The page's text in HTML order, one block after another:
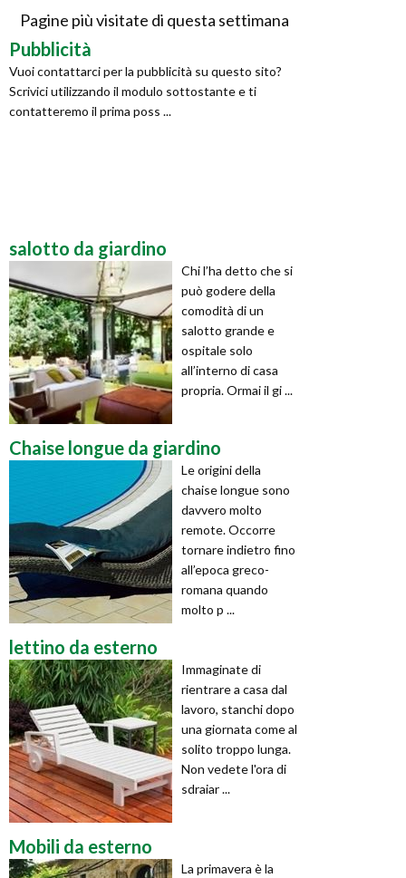
Pagine più visitate di questa settimana
Pubblicità
Vuoi contattarci per la pubblicità su questo sito?
Scrivici utilizzando il modulo sottostante e ti
contatteremo il prima poss ...
salotto da giardino
Chi l’ha detto che si
può godere della
comodità di un
salotto grande e
ospitale solo
all’interno di casa
propria. Ormai il gi ...
Chaise longue da giardino
Le origini della
chaise longue sono
davvero molto
remote. Occorre
tornare indietro fino
all’epoca greco-
romana quando
molto p ...
lettino da esterno
Immaginate di
rientrare a casa dal
lavoro, stanchi dopo
una giornata come al
solito troppo lunga.
Non vedete l'ora di
sdraiar ...
Mobili da esterno
La primavera è la